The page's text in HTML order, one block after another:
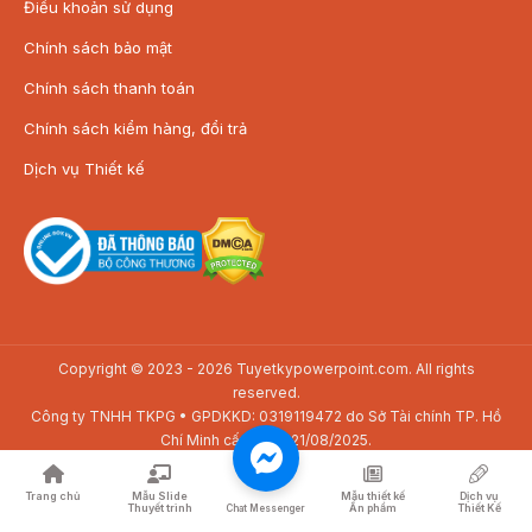
Điều khoản sử dụng
Chính sách bảo mật
Chính sách thanh toán
Chính sách kiểm hàng, đổi trả
Dịch vụ Thiết kế
Copyright © 2023 - 2026 Tuyetkypowerpoint.com. All rights
reserved.
Công ty TNHH TKPG • GPDKKD: 0319119472 do Sở Tài chính TP. Hồ
Chí Minh cấp ngày 21/08/2025.
Địa chỉ: SAV3-01.01 Toà nhà The Sun Avenue, 28 Mai Chí Thọ, P. Bình
Trưng, TP. Hồ Chí Minh
Điện thoại: 08 24 648 648 • Email: lienhe@tuyetkypowerpoint.com
Trang chủ
Mẫu Slide
Thuyết trình
Chat Messenger
Mẫu thiết kế
Ấn phẩm
Dịch vụ
Thiết Kế